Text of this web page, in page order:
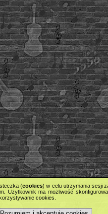
(cookies) w celu utrzymania sesji
Użytkownik ma możliwość
cookies.